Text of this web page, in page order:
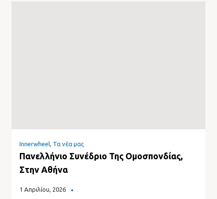
Innerwheel, Τα νέα μας
Πανελλήνιο Συνέδριο Της Ομοσπονδίας,
Στην Αθήνα
1 Απριλίου, 2026